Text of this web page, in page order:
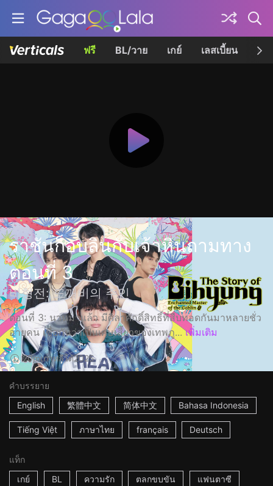
ฟรี BL/วาย เกย์ เลสเบี้ยน เค
ราชันก็อบลินกับเจ้าหินถามทาง
ตอนที่ 3
비형전: 도깨비의 주인
ตอนที่ 3: นานมาแล้ว มีศิลาศักดิ์สิทธิ์ที่สืบทอดกันมาหลายชั่ว
อายุคน เชื่อกันว่าเป็นเศษเสี้ยวของเทพภู... เพิ่มเติม
20mเกาหลีใต้2025
คำบรรยาย
English
繁體中文 简体中文 Bahasa Indonesia
Tiếng Việt ภาษาไทย français Deutsch
แท็ก
เกย์
BL ความรัก ตลกขบขัน แฟนตาซี